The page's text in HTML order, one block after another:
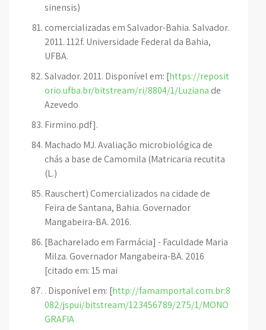
sinensis)
comercializadas em Salvador-Bahia. Salvador.
2011. 112f. Universidade Federal da Bahia,
UFBA.
Salvador. 2011. Disponível em: [https://reposit
orio.ufba.br/bitstream/ri/8804/1/Luziana de
Azevedo
Firmino.pdf].
Machado MJ. Avaliação microbiológica de
chás a base de Camomila (Matricaria recutita
(L.)
Rauschert) Comercializados na cidade de
Feira de Santana, Bahia. Governador
Mangabeira-BA. 2016.
[Bacharelado em Farmácia] - Faculdade Maria
Milza. Governador Mangabeira-BA. 2016
[citado em: 15 mai
. Disponível em: [http://famamportal.com.br:8
082/jspui/bitstream/123456789/275/1/MONO
GRAFIA